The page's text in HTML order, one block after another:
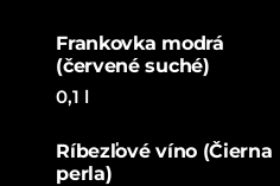
Frankovka modrá
(červené suché)
0,1 l
Ríbezľové víno (Čierna
perla)